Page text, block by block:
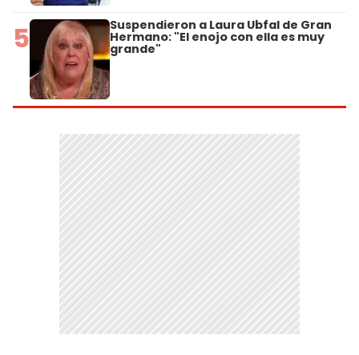
5 Suspendieron a Laura Ubfal de Gran
Hermano: "El enojo con ella es muy
grande"